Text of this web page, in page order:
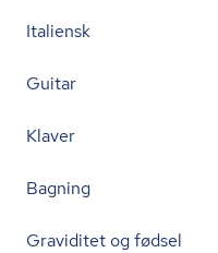
Italiensk
Guitar
Klaver
Bagning
Graviditet og fødsel